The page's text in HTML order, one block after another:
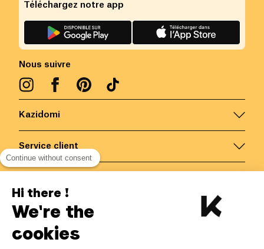
Kazidomi
Service client
Nous suivre
Téléchargez notre app
Belgique/FR
Continue without consent
Hi there !
We're the
cookies